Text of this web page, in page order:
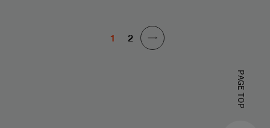
1 2
PAGE TOP